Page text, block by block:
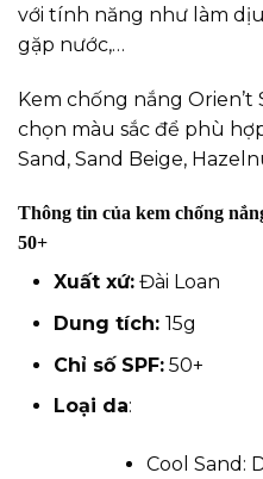
với tính năng như làm
gặp nước,…
Kem chống nắng Orien’t
chọn màu sắc để phù
Sand, Sand Beige,
Thông tin của kem chống
50+
Xuất xứ: Đài Loan
Dung tích: 15g
Chỉ số SPF: 50+
Loại da:
Cool Sand: